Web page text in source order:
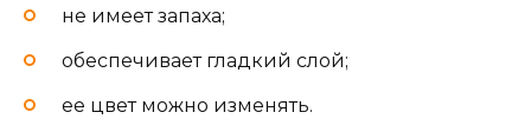
не имеет запаха;
обеспечивает гладкий слой;
ее цвет можно изменять.